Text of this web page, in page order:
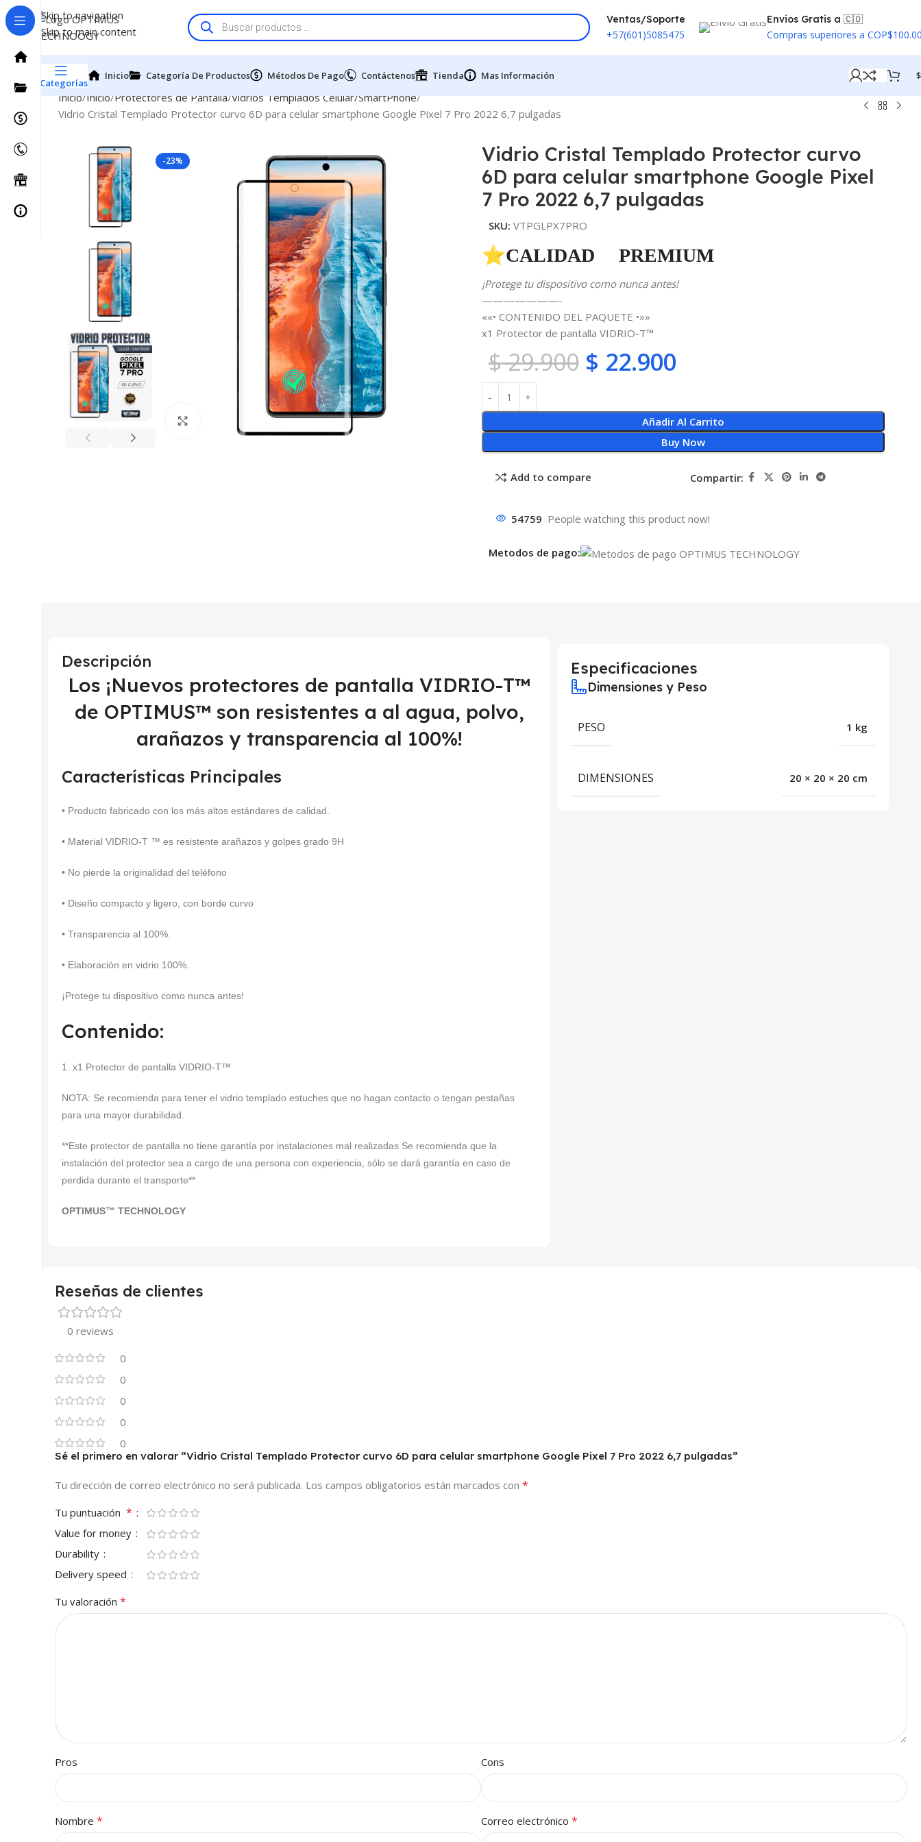
Skip to navigation
Skip to main content
Ventas/Soporte
+57(601)5085475
Envios Gratis a 🇨🇴
Compras superiores a
Categorías
Inicio Categoría De Productos Métodos De Pago Contáctenos Tienda Mas Información $
Inicio Inicio Protectores de Pantalla Vidrios Templados Celular/SmartPhone
Vidrio Cristal Templado Protector curvo 6D para celular smartphone Google Pixel 7 Pro 2022 6,7 pulgadas
-23%
Click to enlarge
Vidrio Cristal Templado Protector curvo
6D para celular smartphone Google Pixel
7 Pro 2022 6,7 pulgadas
SKU: VTPGLPX7PRO
⭐CALIDAD PREMIUM
¡Protege tu dispositivo como nunca antes!
———————-
««• CONTENIDO DEL PAQUETE •»»
x1 Protector de pantalla VIDRIO-T™
$29.900 $ 22.900
Añadir Al Carrito
Buy Now
Add to compare Compartir:
54759 People watching this product now!
Metodos de pago:
Descripción
Los ¡Nuevos protectores de pantalla VIDRIO-T™
de OPTIMUS™ son resistentes a al agua, polvo,
arañazos y transparencia al 100%!
Características Principales
• Producto fabricado con los más altos estándares de calidad.
• Material VIDRIO-T ™ es resistente arañazos y golpes grado 9H
• No pierde la originalidad del teléfono
• Diseño compacto y ligero, con borde curvo
• Transparencia al 100%.
• Elaboración en vidrio 100%.
¡Protege tu dispositivo como nunca antes!
Contenido:
1. x1 Protector de pantalla VIDRIO-T™
NOTA: Se recomienda para tener el vidrio templado estuches que no hagan contacto o tengan pestañas
para una mayor durabilidad.
**Este protector de pantalla no tiene garantía por instalaciones mal realizadas Se recomienda que la
instalación del protector sea a cargo de una persona con experiencia, sólo se dará garantía en caso de
perdida durante el transporte**
OPTIMUS™ TECHNOLOGY
Especificaciones
Dimensiones y Peso
PESO 1 kg
DIMENSIONES 20 × 20 × 20 cm
Reseñas de clientes
0 reviews
0
0
0
0
0
Sé el primero en valorar “Vidrio Cristal Templado Protector curvo 6D para celular smartphone Google Pixel 7 Pro 2022 6,7 pulgadas”
Tu dirección de correo electrónico no será publicada. Los campos obligatorios están marcados con *
Tu puntuación *
Value for money
Durability
Delivery speed
Tu valoración *
Pros Cons
Nombre * Correo electrónico *